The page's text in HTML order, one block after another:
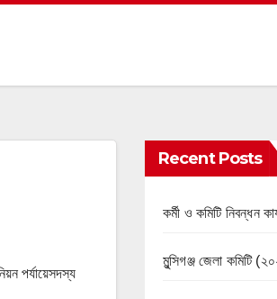
পর্যায়েসদস্য
Recent Posts
কর্মী ও কমিটি নিবন্ধন
মুন্সিগঞ্জ জেলা কমিটি